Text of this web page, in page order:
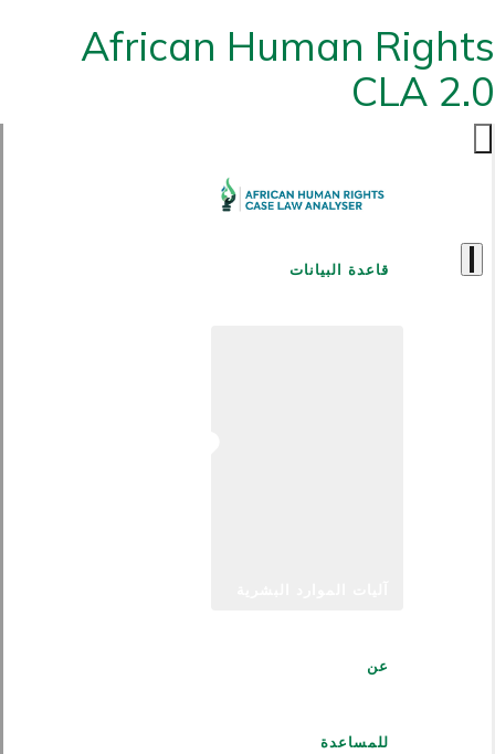
African Human Rights
CLA 2.0
قاعدة البيانات
عن
للمساعدة